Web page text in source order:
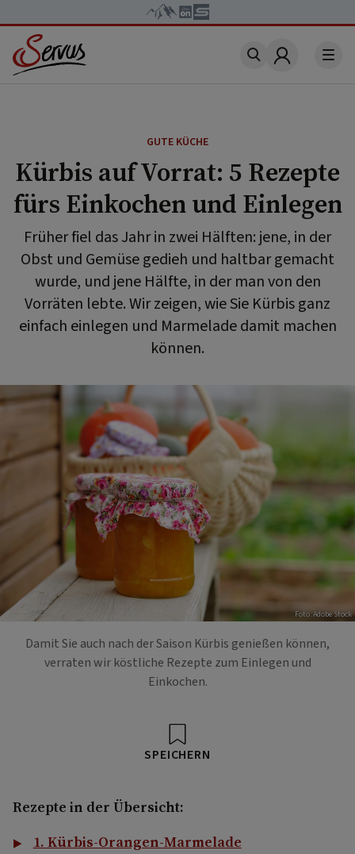
Account
GUTE KÜCHE
Kürbis auf Vorrat: 5 Rezepte
fürs Einkochen und Einlegen
Früher fiel das Jahr in zwei Hälften: jene, in der
Obst und Gemüse gedieh und haltbar gemacht
wurde, und jene Hälfte, in der man von den
Vorräten lebte. Wir zeigen, wie Sie Kürbis ganz
einfach einlegen und Marmelade damit machen
können.
Foto: Adobe Stock
Damit Sie auch nach der Saison Kürbis genießen können,
verraten wir köstliche Rezepte zum Einlegen und
Einkochen.
SPEICHERN
Rezepte in der Übersicht:
1. Kürbis-Orangen-Marmelade